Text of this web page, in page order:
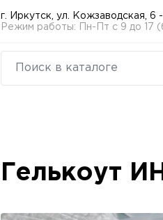
г. Иркутск, ул. Кожзаводская, 6
Режим работы: Пн-Пт с 9 до 17
Гелькоут